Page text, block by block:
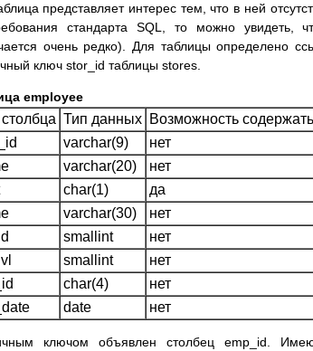
представляет интерес тем, что в ней
стандарта SQL, то можно увидеть,
очень редко). Для таблицы определено
ключ stor_id таблицы stores.
employee
Тип данных Возможность
varchar(9) нет
varchar(20) нет
char(1) да
varchar(30) нет
smallint нет
smallint нет
char(4) нет
date нет
ключом объявлен столбец emp_id.